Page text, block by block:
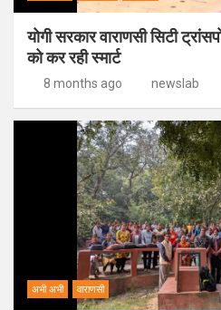
योगी सरकार वाराणसी सिटी
को कर रही स्मार्ट
8 months ago newslab
अभी अभी वाराणसी